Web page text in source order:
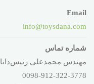
Email
info@toysdana.com
شماره تماس
مهندس محمدعلی رئیس‌دانا
0098-912-322-3778